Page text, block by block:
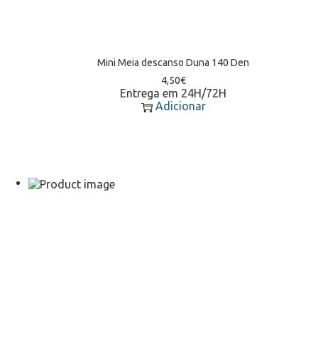
Mini Meia descanso Duna 140 Den
4,50€
Entrega em 24H/72H
Adicionar